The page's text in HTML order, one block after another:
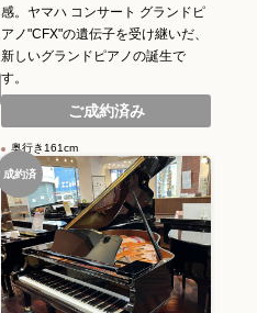
感。ヤマハ コンサート グランドピ
アノ"CFX"の遺伝子を受け継いだ、
新しいグランドピアノの誕生で
す。
ご成約済み
奥行き161cm
成約済